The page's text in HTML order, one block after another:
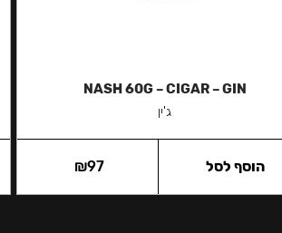
NASH 60G – CIGAR – GIN
ג'ין
₪97 הוסף לסל